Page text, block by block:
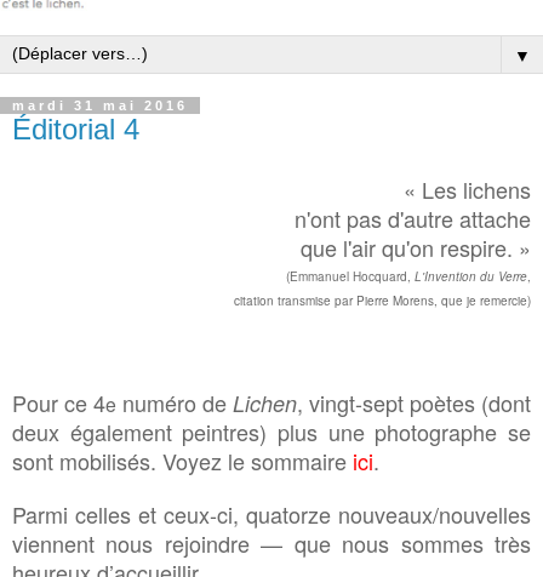
▼
mardi 31 mai 2016
Éditorial 4
« Les lichens
n'ont pas d'autre attache
que l'air qu'on respire. »
(Emmanuel Hocquard, L'Invention du Verre
citation transmise par Pierre Morens, que je remercie)
Pour ce 4e numéro de Lichen, vingt-sept poètes (dont
deux également peintres) plus une photographe se
sont mobilisés. Voyez le sommaire ici.
Parmi celles et ceux-ci, quatorze nouveaux/nouvelles
viennent nous rejoindre — que nous sommes très